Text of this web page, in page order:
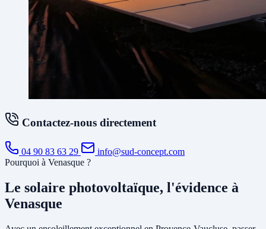
Contactez-nous directement
04 90 83 63 29
info@sud-concept.com
Pourquoi à Venasque ?
Le solaire photovoltaïque, l'évidence à
Venasque